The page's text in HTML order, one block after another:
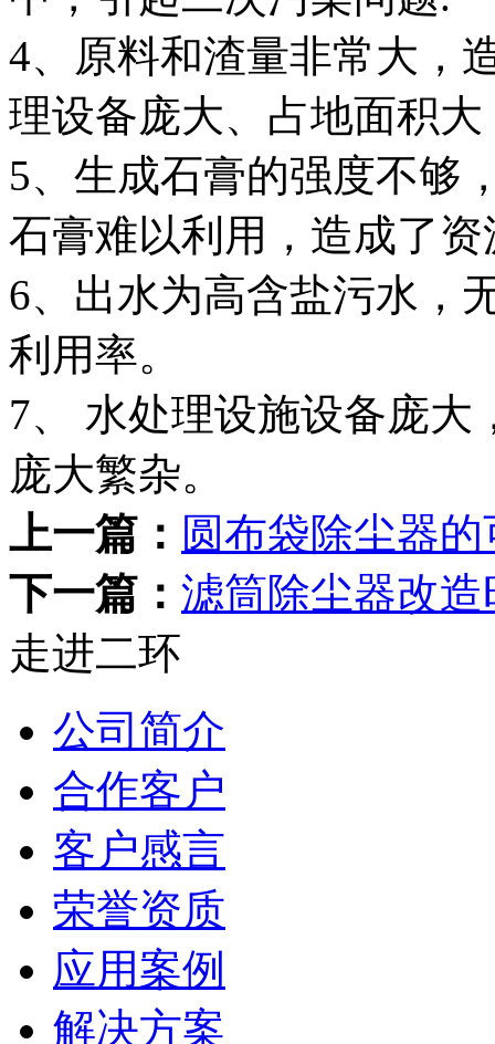
4、原料和渣量非常大，
理设备庞大、占地面积大
5、生成石膏的强度不够
石膏难以利用，造成了
6、出水为高含盐污水，
利用率。
7、 水处理设施设备庞
庞大繁杂。
上一篇： 圆布袋除尘器
下一篇： 滤筒除尘器改
走进二环
公司简介
合作客户
客户感言
荣誉资质
应用案例
解决方案